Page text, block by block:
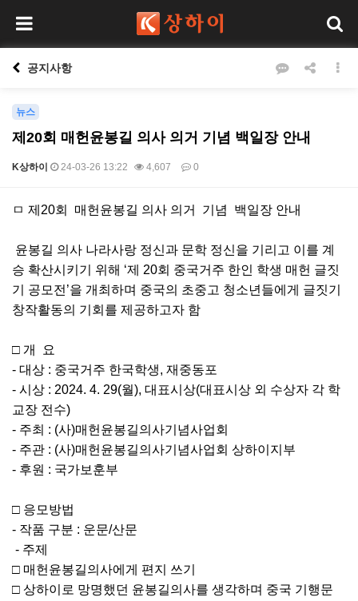
공지사항
뉴스
제20회 매헌윤봉길 의사 의거 기념 백일장 안내
K상하이 24-03-26 13:22 4,607 0
본문
ㅁ 제20회 매헌윤봉길 의사 의거 기념 백일장 안내
윤봉길 의사 나라사랑 정신과 문학 정신을 기리고 이를 계
승 확산시키기 위해 ‘제 20회 중국거주 한인 학생 매헌 글짓
기 공모전’을 개최하며 중국의 초중고 청소년들에게 글짓기
창작활동의 기회를 제공하고자 함
□ 개 요
- 대상 : 중국거주 한국학생, 재중동포
- 시상 : 2024. 4. 29(월), 대표시상(대표시상 외 수상자 각 학
교장 전수)
- 주최 : (사)매헌윤봉길의사기념사업회
- 주관 : (사)매헌윤봉길의사기념사업회 상하이지부
- 후원 : 국가보훈부
□ 응모방법
- 작품 구분 : 운문/산문
- 주제
□ 매헌윤봉길의사에게 편지 쓰기
□ 상하이로 망명했던 윤봉길의사를 생각하며 중국 기행문